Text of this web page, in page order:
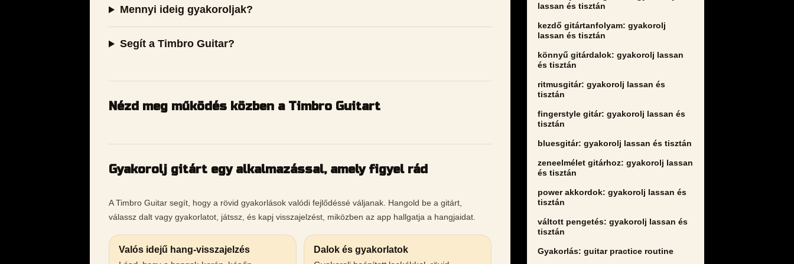
Mennyi ideig gyakoroljak?
Segít a Timbro Guitar?
Nézd meg működés közben a Timbro Guitart
Gyakorolj gitárt egy alkalmazással, amely figyel rád
A Timbro Guitar segít, hogy a rövid gyakorlások valódi fejlődéssé váljanak. Hangold be a gitárt,
válassz dalt vagy gyakorlatot, játssz, és kapj visszajelzést, miközben az app hallgatja a hangjaidat.
Valós idejű hang-visszajelzés
Dalok és gyakorlatok
lassan és tisztán
kezdő gitártanfolyam: gyakorolj
lassan és tisztán
könnyű gitárdalok: gyakorolj lassan
és tisztán
ritmusgitár: gyakorolj lassan és
tisztán
fingerstyle gitár: gyakorolj lassan és
tisztán
bluesgitár: gyakorolj lassan és tisztán
zeneelmélet gitárhoz: gyakorolj lassan
és tisztán
power akkordok: gyakorolj lassan és
tisztán
váltott pengetés: gyakorolj lassan és
tisztán
Gyakorlás: guitar practice routine